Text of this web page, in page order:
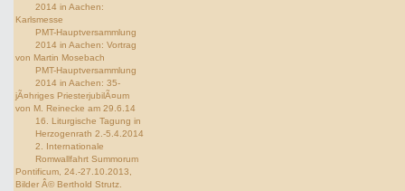
2014 in Aachen:
Karlsmesse
PMT-Hauptversammlung
2014 in Aachen: Vortrag
von Martin Mosebach
PMT-Hauptversammlung
2014 in Aachen: 35-
jÃ¤hriges PriesterjubilÃ¤um
von M. Reinecke am 29.6.14
16. Liturgische Tagung in
Herzogenrath 2.-5.4.2014
2. Internationale
Romwallfahrt Summorum
Pontificum, 24.-27.10.2013,
Bilder Â© Berthold Strutz.